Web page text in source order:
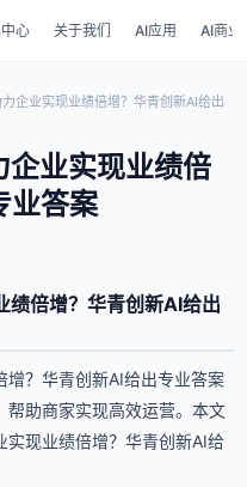
心 关于我们 AI应用 AI商业
企业实现业绩倍增？华青创新AI给出
企业实现业绩倍
业答案
绩倍增？华青创新AI给出
？华青创新AI给出专业答案
帮助商家实现高效运营。本文
现业绩倍增？华青创新AI给